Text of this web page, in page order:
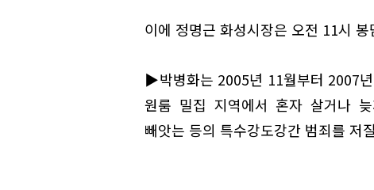
이에 정명근 화성시장은 오전 11시
▶박병화는 2005년 11월부터 2007년
원룸 밀집 지역에서 혼자 살거나
빼앗는 등의 특수강도강간 범죄를 저